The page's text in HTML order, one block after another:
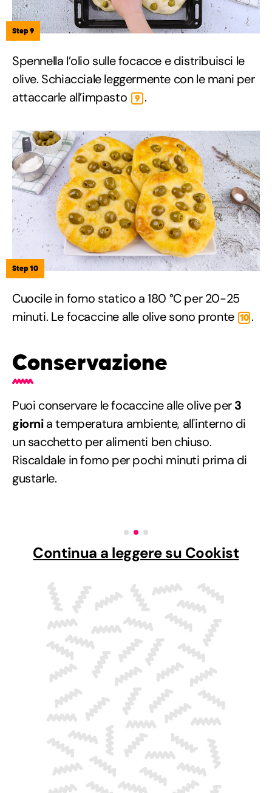
Step 9
Spennella l’olio sulle focacce e distribuisci le
olive. Schiacciale leggermente con le mani per
attaccarle all’impasto
9 .
Step 10
Cuocile in forno statico a 180 °C per 20-25
minuti. Le focaccine alle olive sono pronte 10 .
Conservazione
Puoi conservare le focaccine alle olive per3
giornia temperatura ambiente, all'interno di
un sacchetto per alimenti ben chiuso.
Riscaldale in forno per pochi minuti prima di
gustarle.
Continua a leggere su Cookist